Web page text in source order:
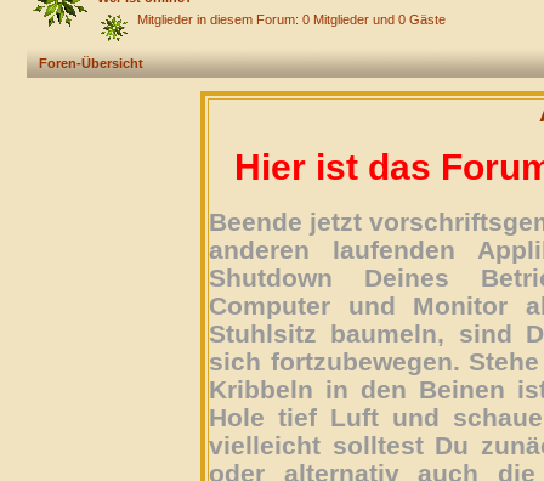
Mitglieder in diesem Forum: 0 Mitglieder und 0 Gäste
Foren-Übersicht
Hier ist das
Beende jetzt
anderen laufenden
Shutdown Deines
Computer und Monitor
Stuhlsitz baumeln, sind
sich fortzubewegen.
Kribbeln in den Beinen
Hole tief Luft und
vielleicht solltest Du
oder alternativ auch